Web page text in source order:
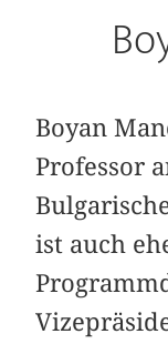
Boyan
Professor
ist auch